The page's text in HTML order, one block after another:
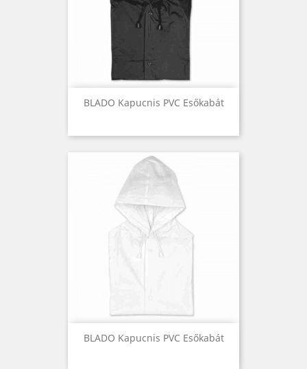
BLADO Kapucnis PVC Esőkabát
BLADO Kapucnis PVC Esőkabát